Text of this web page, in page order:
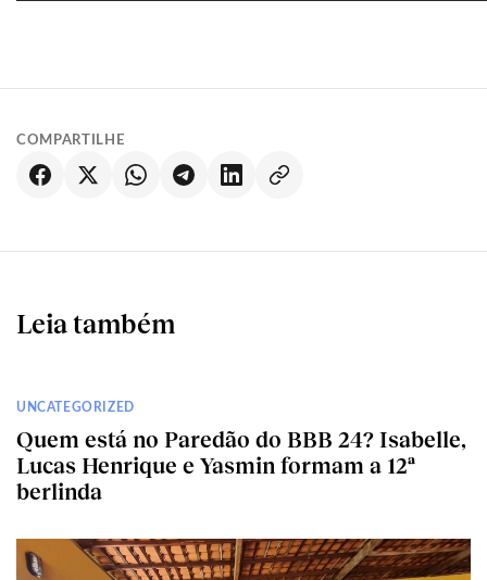
COMPARTILHE
Leia também
UNCATEGORIZED
Quem está no Paredão do BBB 24? Isabelle,
Lucas Henrique e Yasmin formam a 12ª
berlinda